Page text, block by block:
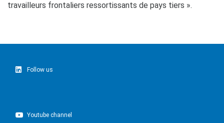
travailleurs frontaliers ressortissants de pays tiers ».
Follow us
Youtube channel